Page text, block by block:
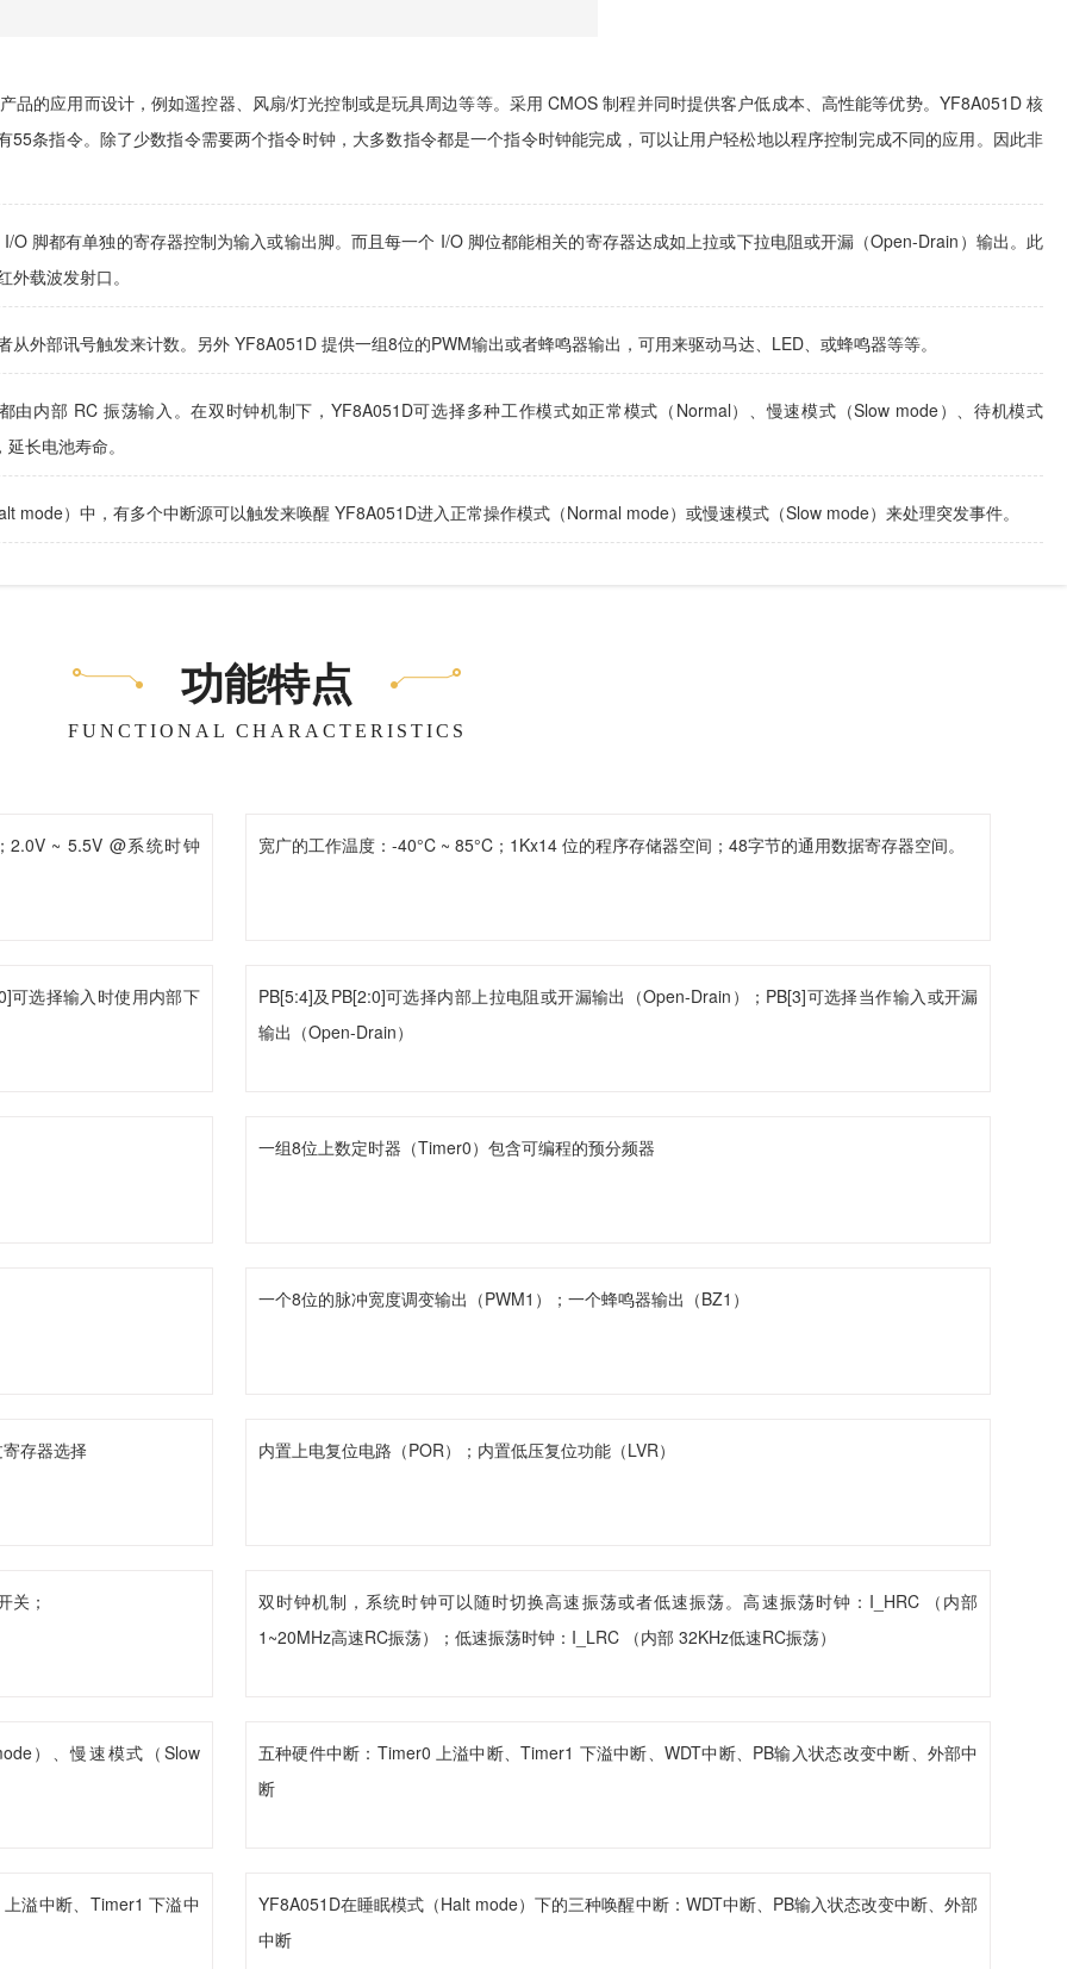
品的应用而设计，例如遥控器、风扇/灯光控制或是玩具周边等等。采用 CMOS 制程并同时提供客户低成本、高性能等优势。YF8A051D 核
条指令。除了少数指令需要两个指令时钟，大多数指令都是一个指令时钟能完成，可以让用户轻松地以程序控制完成不同的应用。因此非
脚都有单独的寄存器控制为输入或输出脚。而且每一个 I/O 脚位都能相关的寄存器达成如上拉或下拉电阻或开漏（Open-Drain）输出。此
载波发射口。
外部讯号触发来计数。另外 YF8A051D 提供一组8位的PWM输出或者蜂鸣器输出，可用来驱动马达、LED、或蜂鸣器等等。
由内部 RC 振荡输入。在双时钟机制下，YF8A051D可选择多种工作模式如正常模式（Normal）、慢速模式（Slow mode）、待机模式
长电池寿命。
mode）中，有多个中断源可以触发来唤醒 YF8A051D进入正常操作模式（Normal mode）或慢速模式（Slow mode）来处理突发事件。
功能特点
FUNCTIONAL CHARACTERISTICS
~ 5.5V @系统时钟 宽广的工作温度：-40°C ~ 85°C；1Kx14 位的程序存储器空间；48字节的通用数据寄存器空间。
可选择输入时使用内部下
PB[5:4]及PB[2:0]可选择内部上拉电阻或开漏输出（Open-Drain）；PB[3]可选择当作输入或开漏
输出（Open-Drain）
一组8位上数定时器（Timer0）包含可编程的预分频器
一个8位的脉冲宽度调变输出（PWM1）；一个蜂鸣器输出（BZ1）
存器选择 内置上电复位电路（POR）；内置低压复位功能（LVR）
关；
双时钟机制，系统时钟可以随时切换高速振荡或者低速振荡。高速振荡时钟：I_HRC （内部
1~20MHz高速RC振荡）；低速振荡时钟：I_LRC （内部 32KHz低速RC振荡）
）、慢速模式（Slow
五种硬件中断：Timer0 上溢中断、Timer1 下溢中断、WDT中断、PB输入状态改变中断、外部中
断
溢中断、Timer1 下溢中
YF8A051D在睡眠模式（Halt mode）下的三种唤醒中断：WDT中断、PB输入状态改变中断、外部
中断